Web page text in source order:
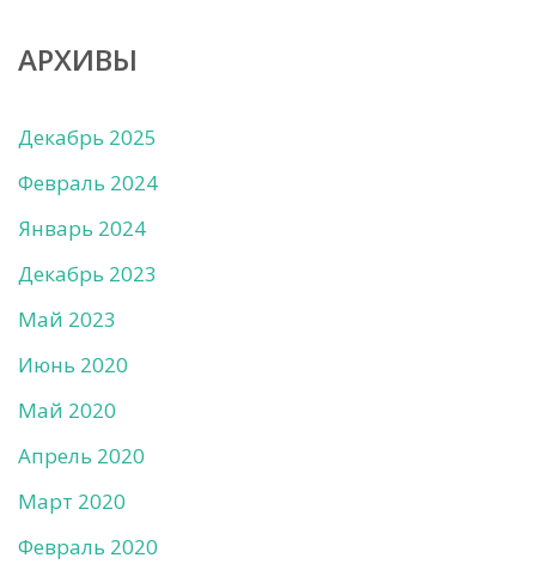
АРХИВЫ
Декабрь 2025
Февраль 2024
Январь 2024
Декабрь 2023
Май 2023
Июнь 2020
Май 2020
Апрель 2020
Март 2020
Февраль 2020